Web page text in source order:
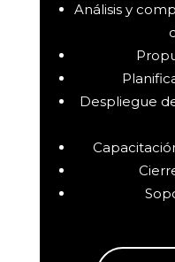
Análisis y
Despliegue